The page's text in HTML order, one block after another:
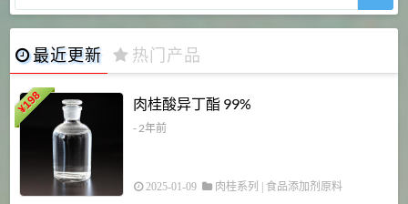
最近更新 热门产品
¥
198 肉桂酸异丁酯 99%
- 2年前
2025-01-09 肉桂系列 食品添加剂原料